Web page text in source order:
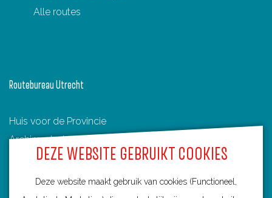
DEZE WEBSITE GEBRUIKT COOKIES
Deze website maakt gebruik van cookies (Functioneel,
Alle routes
Routebureau Utrecht
Huis voor de Provincie
Archimedeslaan 6
3584 BA Utrecht
info@routebureau-utrecht.nl